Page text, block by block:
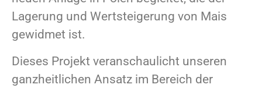
Lagerung und Wertsteigerung von Mais
gewidmet ist.
Dieses Projekt veranschaulicht unseren
ganzheitlichen Ansatz im Bereich der